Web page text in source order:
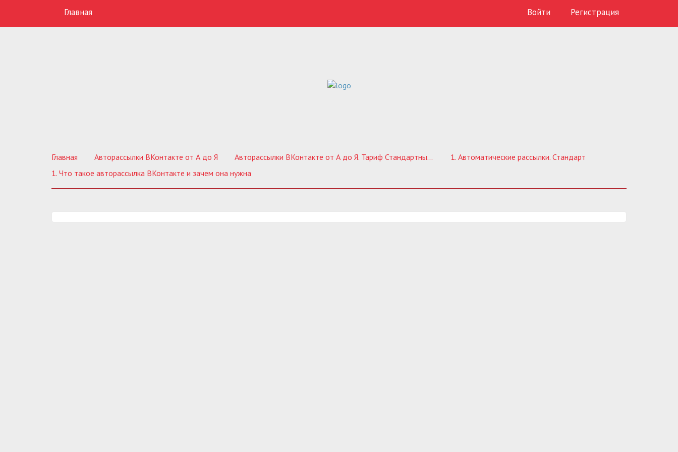
Главная Войти Регистрация
Главная Авторассылки ВКонтакте от А до Я Авторассылки ВКонтакте от А до Я. Тариф Стандартный без обратной связи
1. Автоматические рассылки. Стандарт
1. Что такое авторассылка ВКонтакте и зачем она нужна